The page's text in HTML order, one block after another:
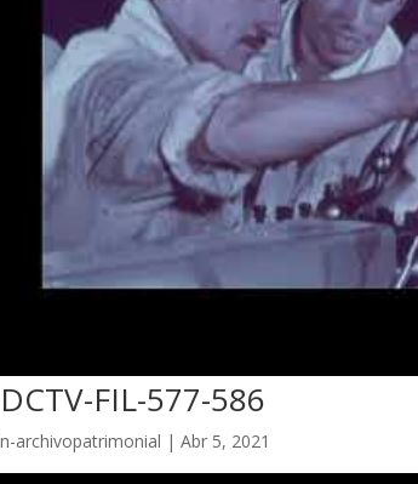
FIL-577-586
archivopatrimonial |Abr 5, 2021